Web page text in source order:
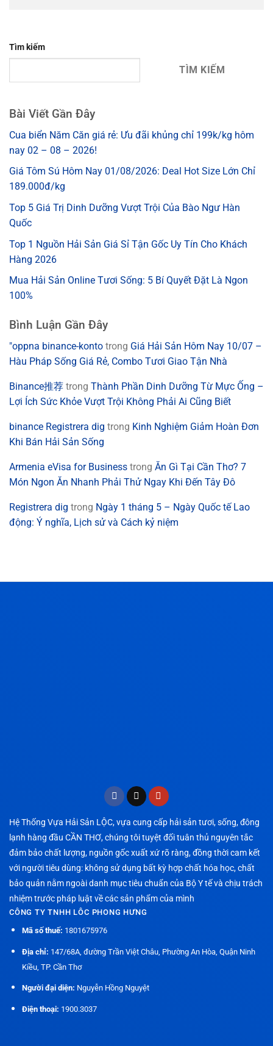
Tìm kiếm
TÌM KIẾM
Bài Viết Gần Đây
Cua biển Năm Căn giá rẻ: Ưu đãi khủng chỉ 199k/kg hôm
nay 02 – 08 – 2026!
Giá Tôm Sú Hôm Nay 01/08/2026: Deal Hot Size Lớn Chỉ
189.000đ/kg
Top 5 Giá Trị Dinh Dưỡng Vượt Trội Của Bào Ngư Hàn
Quốc
Top 1 Nguồn Hải Sản Giá Sỉ Tận Gốc Uy Tín Cho Khách
Hàng 2026
Mua Hải Sản Online Tươi Sống: 5 Bí Quyết Đặt Là Ngon
100%
Bình Luận Gần Đây
"oppna binance-konto trong Giá Hải Sản Hôm Nay 10/07 –
Hàu Pháp Sống Giá Rẻ, Combo Tươi Giao Tận Nhà
Binance推荐 trong Thành Phần Dinh Dưỡng Từ Mực Ống –
Lợi Ích Sức Khỏe Vượt Trội Không Phải Ai Cũng Biết
binance Registrera dig trong Kinh Nghiệm Giảm Hoàn Đơn
Khi Bán Hải Sản Sống
Armenia eVisa for Business trong Ăn Gì Tại Cần Thơ? 7
Món Ngon Ăn Nhanh Phải Thử Ngay Khi Đến Tây Đô
Registrera dig trong Ngày 1 tháng 5 – Ngày Quốc tế Lao
động: Ý nghĩa, Lịch sử và Cách kỷ niệm
Hệ Thống Vựa Hải Sản LỘC, vựa cung cấp hải sản tươi, sống, đông
lạnh hàng đầu CẦN THƠ, chúng tôi tuyệt đối tuân thủ nguyên tắc
đảm bảo chất lượng, nguồn gốc xuất xứ rõ ràng, đồng thời cam kết
với người tiêu dùng: không sử dụng bất kỳ hợp chất hóa học, chất
bảo quản nằm ngoài danh mục tiêu chuẩn của Bộ Y tế và chịu trách
nhiệm trước pháp luật về các sản phẩm của mình
CÔNG TY TNHH LÔC PHONG HƯNG
Mã số thuế: 1801675976
Địa chỉ: 147/68A, đường Trần Việt Châu, Phường An Hòa, Quận Ninh
Kiều, TP. Cần Thơ
Người đại diện: Nguyễn Hồng Nguyệt
Điện thoại: 1900.3037